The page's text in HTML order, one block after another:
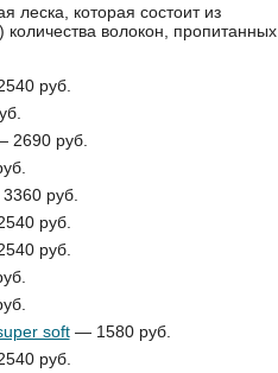
леска, которая состоит из
волокон, пропитанных
руб.
руб.
руб.
руб.
руб.
soft— 1580 руб.
руб.